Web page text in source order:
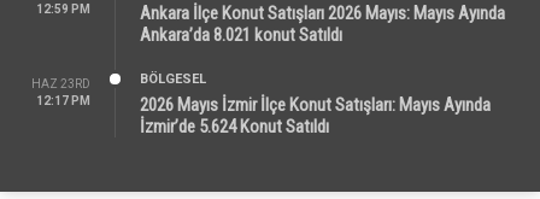
12:59 PM
Ankara İlçe Konut Satışları 2026 Mayıs: Mayıs Ayında
Ankara’da 8.021 konut Satıldı
HAZ 23RD
12:17 PM
BÖLGESEL
2026 Mayıs İzmir İlçe Konut Satışları: Mayıs Ayında
İzmir’de 5.624 Konut Satıldı